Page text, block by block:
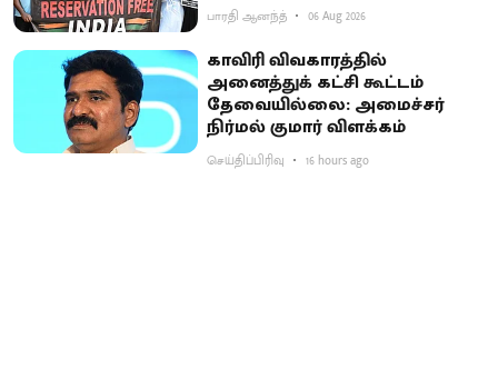
பாரதி ஆனந்த் 06 Aug 2026
காவிரி விவகாரத்தில்
அனைத்துக் கட்சி கூட்டம்
தேவையில்லை: அமைச்சர்
நிர்மல் குமார் விளக்கம்
செய்திப்பிரிவு 16 hours ago